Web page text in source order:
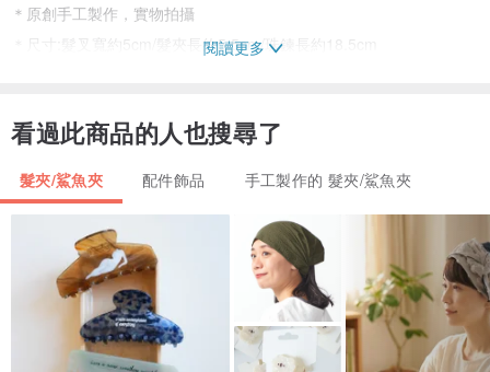
＊原創手工製作，實物拍攝
＊尺寸:髮叉寬約5cm/髮夾長約5.5cm/珠鍊長約18.5cm
可平常穿搭配帶，也能於正式場合或晚宴派對增添造型感的飾品。
閱讀更多
看過此商品的人也搜尋了
髮夾/鯊魚夾 配件飾品 手工製作的 髮夾/鯊魚夾